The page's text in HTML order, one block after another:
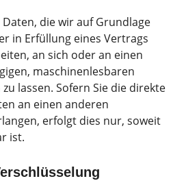
Daten, die wir auf Grundlage
in Erfüllung eines Vertrags
an sich oder an einen
maschinenlesbaren
lassen. Sofern Sie die direkte
an einen anderen
erfolgt dies nur, soweit
ist.